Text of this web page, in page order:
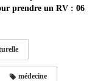
prendre un RV : 06
médecine